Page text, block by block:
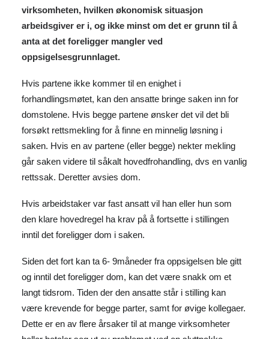
virksomheten, hvilken økonomisk situasjon
arbeidsgiver er i, og ikke minst om det er grunn til å
anta at det foreligger mangler ved
oppsigelsesgrunnlaget.
Hvis partene ikke kommer til en enighet i
forhandlingsmøtet, kan den ansatte bringe saken inn for
domstolene. Hvis begge partene ønsker det vil det bli
forsøkt rettsmekling for å finne en minnelig løsning i
saken. Hvis en av partene (eller begge) nekter mekling
går saken videre til såkalt hovedfrohandling, dvs en vanlig
rettssak. Deretter avsies dom.
Hvis arbeidstaker var fast ansatt vil han eller hun som
den klare hovedregel ha krav på å fortsette i stillingen
inntil det foreligger dom i saken.
Siden det fort kan ta 6- 9måneder fra oppsigelsen ble gitt
og inntil det foreligger dom, kan det være snakk om et
langt tidsrom. Tiden der den ansatte står i stilling kan
være krevende for begge parter, samt for øvige kollegaer.
Dette er en av flere årsaker til at mange virksomheter